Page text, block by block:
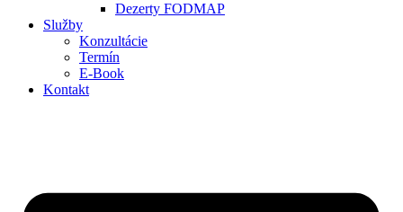
Dezerty FODMAP
Služby
Konzultácie
Termín
E-Book
Kontakt